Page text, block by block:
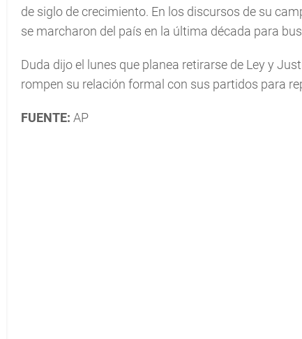
de siglo de crecimiento. En los discursos de su
se marcharon del país en la última década para
Duda dijo el lunes que planea retirarse de Ley y
rompen su relación formal con sus partidos para
FUENTE: AP